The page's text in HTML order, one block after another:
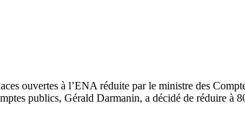
publics, Gérald Darmanin, a décidé de réduire à